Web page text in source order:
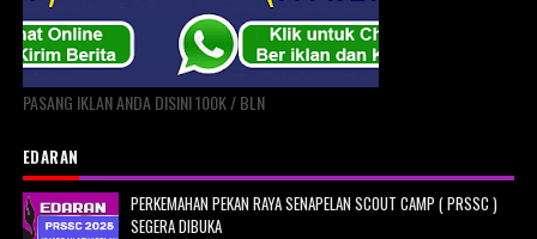
PASANG IKLAN ANDA DISINI 100K / BLN
EDARAN
PERKEMAHAN PEKAN RAYA SENAPELAN SCOUT CAMP ( PRSSC )
SEGERA DIBUKA